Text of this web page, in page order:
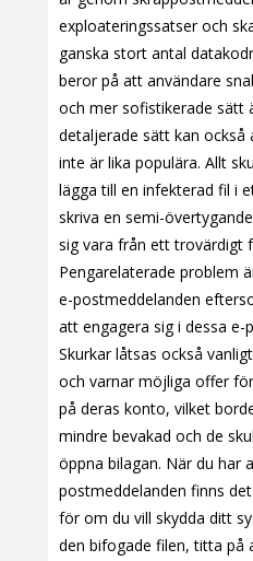
exploateringssatser och
ganska stort antal
beror på att användare
och mer sofistikerade sätt
detaljerade sätt kan också
inte är lika populära. Allt
lägga till en infekterad fil i
skriva en semi-
sig vara från ett trovärdigt
Pengarelaterade problem
e-postmeddelanden
att engagera sig i dessa e-
Skurkar låtsas också
och varnar möjliga offer
på deras konto, vilket
mindre bevakad och de
öppna bilagan. När du har
postmeddelanden finns
för om du vill skydda ditt
den bifogade filen, titta på